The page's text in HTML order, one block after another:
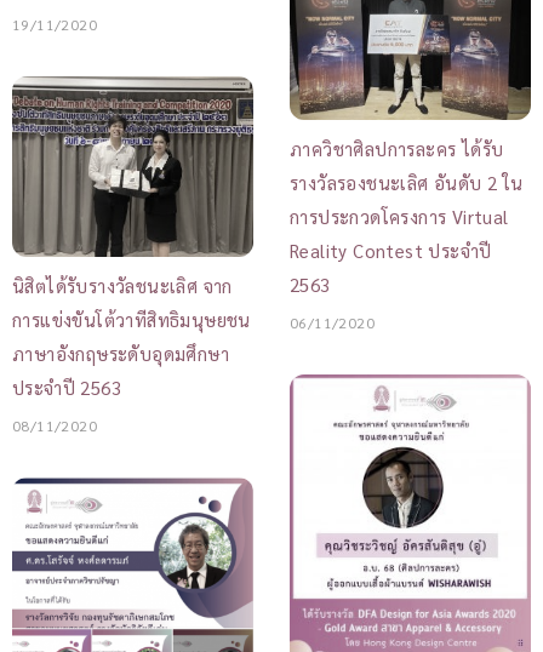
19/11/2020
นิสิตได้รับรางวัลชนะเลิศ จาก
การแข่งขันโต้วาทีสิทธิมนุษยชน
ภาษาอังกฤษระดับอุดมศึกษา
ประจำปี 2563
08/11/2020
ภาควิชาศิลปการละคร ได้รับ
รางวัลรองชนะเลิศ อันดับ 2 ใน
การประกวดโครงการ Virtual
Reality Contest ประจำปี
2563
06/11/2020